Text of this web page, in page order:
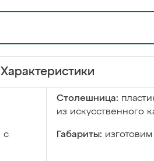
Характеристики
Столешница:
из искусственного
с
Габариты: